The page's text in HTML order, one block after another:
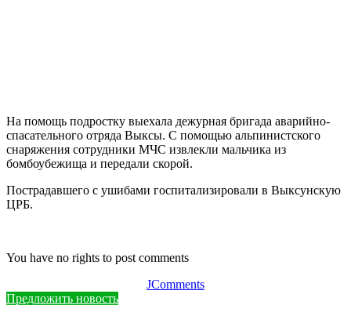
На помощь подростку выехала дежурная бригада аварийно-
спасательного отряда Выксы. С помощью альпинистского
снаряжения сотрудники МЧС извлекли мальчика из
бомбоубежища и передали скорой.
Пострадавшего с ушибами госпитализировали в Выксунскую
ЦРБ.
You have no rights to post comments
JComments
Предложить новость